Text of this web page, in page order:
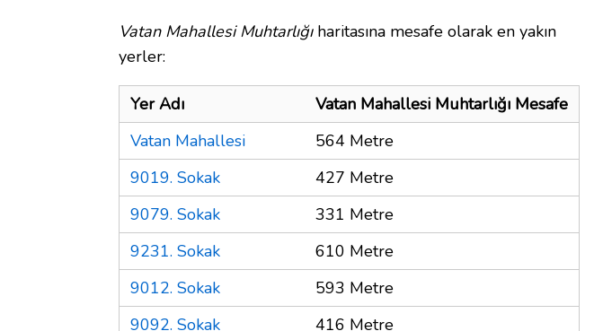
Vatan Mahallesi Muhtarlığıharitasına mesafe olarak en yakın
yerler:
Yer Adı
Vatan Mahallesi Muhtarlığı Mesafe
Vatan Mahallesi
564 Metre
9019. Sokak
427 Metre
9079. Sokak
331 Metre
9231. Sokak
610 Metre
9012. Sokak
593 Metre
9092. Sokak
416 Metre